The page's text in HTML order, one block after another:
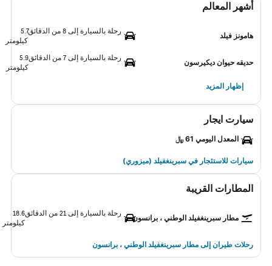
أشهر المعالم
هامونز فيلد
رحلة بالسيارة إلى 8 من الدقائق
5.7
كيلومتر
حديقه حيوان ديكيرسون
رحلة بالسيارة إلى 7 من الدقائق
5.9
كيلومتر
إظهار المزيد
سيارت ايجار
المعدل اليومي 61 ﷼
سيارات للاستئجار في سبرينغفيلد (ميزوري)
المطارات القريبة
مطار سبرينغفيلد الوطني ، برانسون
رحلة بالسيارة إلى 21 من الدقائق
18.6
كيلومتر
رحلات طيران إلى مطار سبرينغفيلد الوطني ، برانسون